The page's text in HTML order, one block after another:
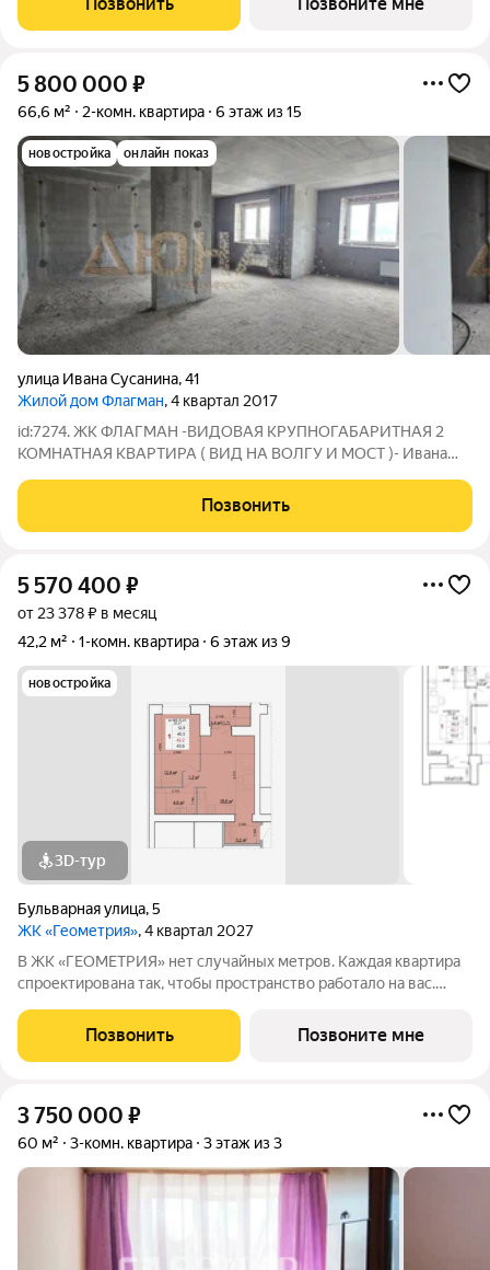
камня, оштукатуренные изнутри
5 800 000 ₽
66,6 м² 2-комн. квартира 6 этаж из 15
новостройка онлайн показ
улица Ивана Сусанина,41
Жилой дом Флагман, 4 квартал 2017
id:7274. ЖК ФЛАГМАН -ВИДОВАЯ КРУПНОГАБАРИТНАЯ 2
КОМНАТНАЯ КВАРТИРА ( ВИД НА ВОЛГУ И МОСТ )- Ивана
пвх Свободная планировка Санузел раздельный Приборы
учёта 1 взрослый собственник Быстрый выход
Позвонить
5 570 400 ₽
от 23 378 ₽ в месяц
42,2 м²
1-комн. квартира 6 этаж из 9
новостройка
3D-тур
Бульварная улица,5
ЖК «Геометрия», 4 квартал 2027
В ЖК «ГЕОМЕТРИЯ» нет случайных метров. Каждая квартира
спроектирована так, чтобы пространство работало на вас.
потолков 2,7 м стены оштукатурены выполнена цементно-
песчаная стяжка пола установлена
Позвонить Позвоните мне
3 750 000 ₽
60 м² 3-комн. квартира 3 этаж из 3